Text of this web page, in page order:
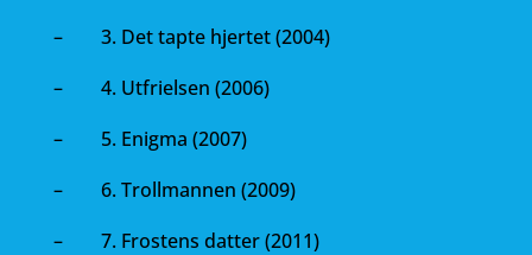
– 3. Det tapte hjertet (2004)
– 4. Utfrielsen (2006)
– 5. Enigma (2007)
– 6. Trollmannen (2009)
– 7. Frostens datter (2011)